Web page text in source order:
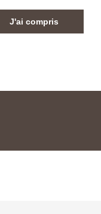
J'ai compris